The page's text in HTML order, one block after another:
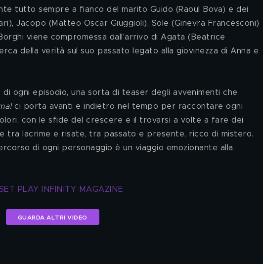
tutto sempre a fianco del marito Guido (Raoul Bova) e dei
Jacopo (Matteo Oscar Giuggioli), Sole (Ginevra Francesconi)
viene compromessa dall'arrivo di Agata (Beatrice
della verità sul suo passato legato alla giovinezza di Anna e
ci porta avanti e indietro nel tempo per raccontare ogni
con le sfide del crescere e il trovarsi a volte a fare dei
tra lacrime e risate, tra passato e presente, ricco di mistero.
di ogni personaggio è un viaggio emozionante alla
PLAY INFINITY MAGAZINE
GUARDA ALTRI VIDEO